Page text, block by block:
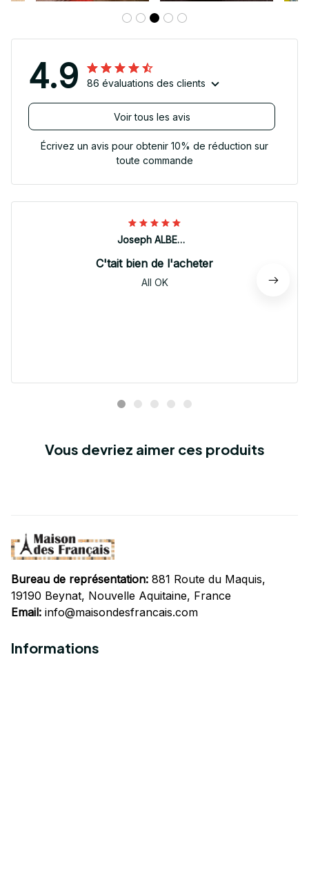
4.9 86 évaluations des clients
Voir tous les avis
Écrivez un avis pour obtenir 10% de réduction sur
toute commande
Joseph ALBERTINI
C'tait bien de l'acheter
All OK
Vous devriez aimer ces produits
Bureau de représentation: 881 Route du Maquis,
19190 Beynat, Nouvelle Aquitaine, France
Email: info@maisondesfrancais.com
Informations